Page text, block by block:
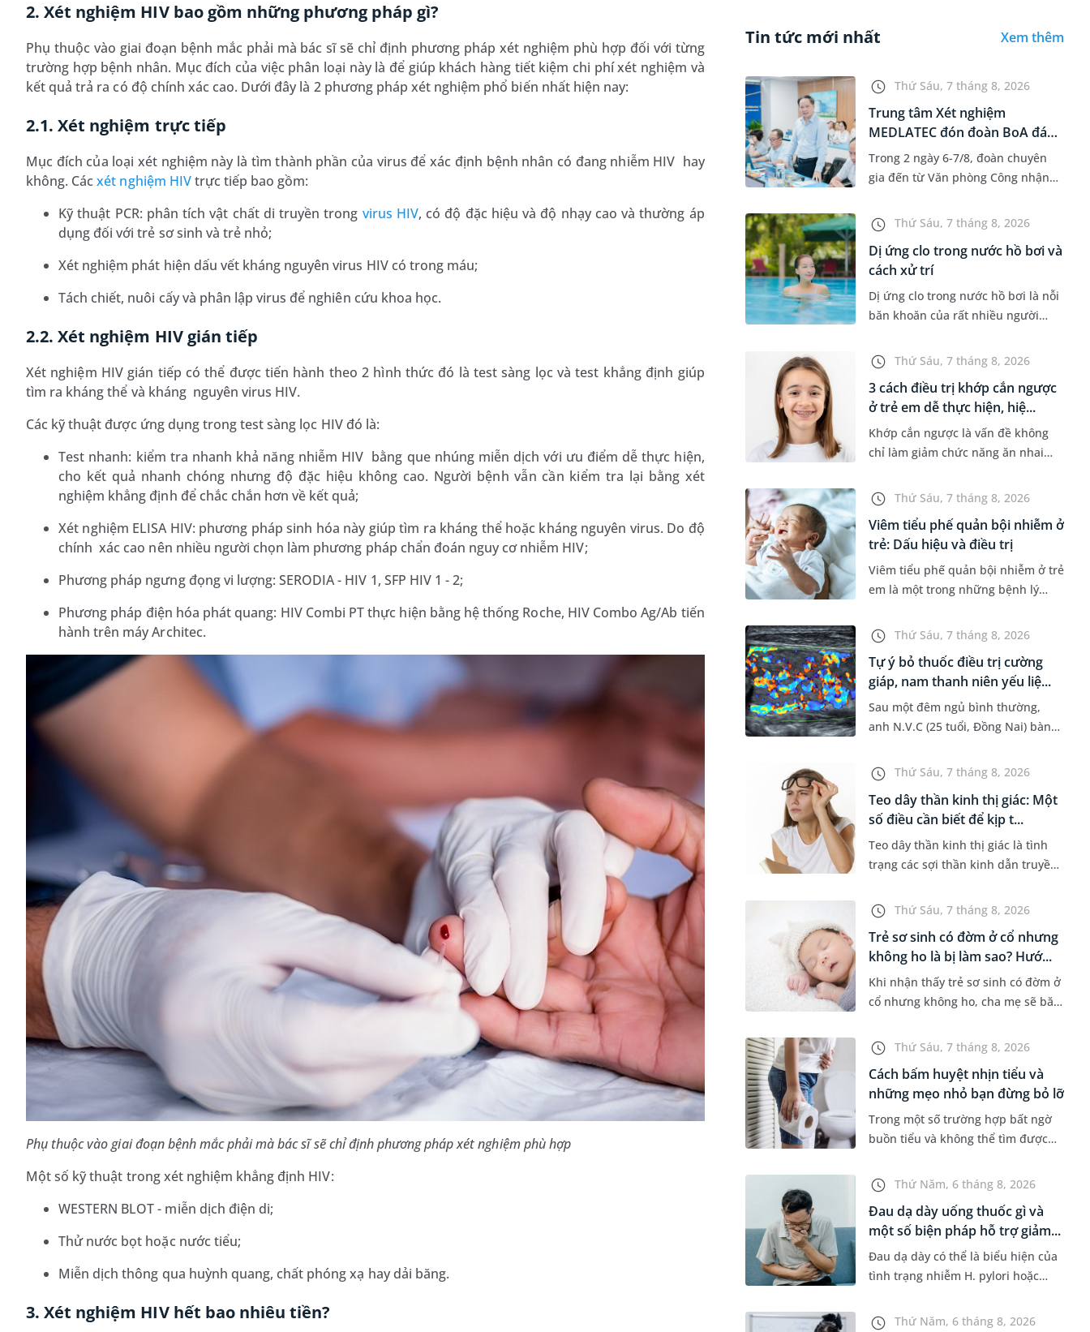
2. Xét nghiệm HIV bao gồm những phương pháp gì?
Phụ thuộc vào giai đoạn bệnh mắc phải mà bác sĩ sẽ chỉ định phương pháp xét nghiệm phù hợp đối với từng
trường hợp bệnh nhân. Mục đích của việc phân loại này là để giúp khách hàng tiết kiệm chi phí xét nghiệm và
kết quả trả ra có độ chính xác cao. Dưới đây là 2 phương pháp xét nghiệm phổ biến nhất hiện nay:
2.1. Xét nghiệm trực tiếp
Mục đích của loại xét nghiệm này là tìm thành phần của virus để xác định bệnh nhân có đang nhiễm HIV hay
không. Cácxét nghiệm HIVtrực tiếp bao gồm:
Kỹ thuật PCR: phân tích vật chất di truyền trong virus HIV, có độ đặc hiệu và độ nhạy cao và thường áp
dụng đối với trẻ sơ sinh và trẻ nhỏ;
Xét nghiệm phát hiện dấu vết kháng nguyên virus HIV có trong máu;
Tách chiết, nuôi cấy và phân lập virus để nghiên cứu khoa học.
2.2. Xét nghiệm HIV gián tiếp
Xét nghiệm HIV gián tiếp có thể được tiến hành theo 2 hình thức đó là test sàng lọc và test khẳng định giúp
tìm ra kháng thể và kháng nguyên virus HIV.
Các kỹ thuật được ứng dụng trong test sàng lọc HIV đó là:
Test nhanh: kiểm tra nhanh khả năng nhiễm HIV bằng que nhúng miễn dịch với ưu điểm dễ thực hiện,
cho kết quả nhanh chóng nhưng độ đặc hiệu không cao. Người bệnh vẫn cần kiểm tra lại bằng xét
nghiệm khẳng định để chắc chắn hơn về kết quả;
Xét nghiệm ELISA HIV: phương pháp sinh hóa này giúp tìm ra kháng thể hoặc kháng nguyên virus. Do độ
chính xác cao nên nhiều người chọn làm phương pháp chẩn đoán nguy cơ nhiễm HIV;
Phương pháp ngưng đọng vi lượng: SERODIA - HIV 1, SFP HIV 1 - 2;
Phương pháp điện hóa phát quang: HIV Combi PT thực hiện bằng hệ thống Roche, HIV Combo Ag/Ab tiến
hành trên máy Architec.
Phụ thuộc vào giai đoạn bệnh mắc phải mà bác sĩ sẽ chỉ định phương pháp xét nghiệm phù hợp
Một số kỹ thuật trong xét nghiệm khẳng định HIV:
WESTERN BLOT - miễn dịch điện di;
Thử nước bọt hoặc nước tiểu;
Miễn dịch thông qua huỳnh quang, chất phóng xạ hay dải băng.
3. Xét nghiệm HIV hết bao nhiêu tiền?
Tin tức mới nhất Xem thêm
Thứ Sáu, 7 tháng 8, 2026
Trung tâm Xét nghiệm
MEDLATEC đón đoàn BoA đánh
giá giám...
Trong 2 ngày 6-7/8, đoàn chuyên
gia đến từ Văn phòng Công nhận
nhận và đánh giá cao nỗ lực duy trì
hệ thống quản lý chất lượ...
Thứ Sáu, 7 tháng 8, 2026
Dị ứng clo trong nước hồ bơi và
cách xử trí
Dị ứng clo trong nước hồ bơi là nỗi
băn khoăn của rất nhiều người
trường hợp thường xuyên bơi ở
những hồ bơi nhân tạo. Bài v...
Thứ Sáu, 7 tháng 8, 2026
3 cách điều trị khớp cắn ngược
ở trẻ em dễ thực hiện, hiệ...
Khớp cắn ngược là vấn đề không
chỉ làm giảm chức năng ăn nhai
đối của khuôn mặt. Do đó, cần khắc
phục sớm tình trạng này để...
Thứ Sáu, 7 tháng 8, 2026
Viêm tiểu phế quản bội nhiễm ở
trẻ: Dấu hiệu và điều trị
Viêm tiểu phế quản bội nhiễm ở trẻ
em là một trong những bệnh lý
bùng phát vào thời điểm giao mùa.
Khi những tổn thương ban đầ...
Thứ Sáu, 7 tháng 8, 2026
Tự ý bỏ thuốc điều trị cường
giáp, nam thanh niên yếu liệ...
Sau một đêm ngủ bình thường,
anh N.V.C (25 tuổi, Đồng Nai) bàng
không thể vận động đi lại được. Kết
quả thăm khám tại Phòng...
Thứ Sáu, 7 tháng 8, 2026
Teo dây thần kinh thị giác: Một
số điều cần biết để kịp t...
Teo dây thần kinh thị giác là tình
trạng các sợi thần kinh dẫn truyền
thương và dần mất đi chức năng
hoạt động. Nếu điều trị m...
Thứ Sáu, 7 tháng 8, 2026
Trẻ sơ sinh có đờm ở cổ nhưng
không ho là bị làm sao? Hướ...
Khi nhận thấy trẻ sơ sinh có đờm ở
cổ nhưng không ho, cha mẹ sẽ băn
đường hô hấp hay không. Những
chia sẻ dưới đây sẽ giúp ch...
Thứ Sáu, 7 tháng 8, 2026
Cách bấm huyệt nhịn tiểu và
những mẹo nhỏ bạn đừng bỏ lỡ
Trong một số trường hợp bất ngờ
buồn tiểu và không thể tìm được
dụng phương pháp bấm huyệt
nhịn tiểu. Vậy cách bấm huyệt
nhịn...
Thứ Năm, 6 tháng 8, 2026
Đau dạ dày uống thuốc gì và
một số biện pháp hỗ trợ giảm...
Đau dạ dày có thể là biểu hiện của
tình trạng nhiễm H. pylori hoặc
Dựa theo nguyên nhân cụ thể, bác
Thứ Năm, 6 tháng 8, 2026